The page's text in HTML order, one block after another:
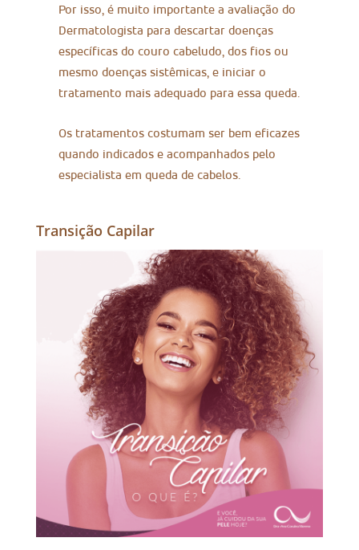
Por isso, é muito importante a avaliação do
Dermatologista para descartar doenças
específicas do couro cabeludo, dos fios ou
mesmo doenças sistêmicas, e iniciar o
tratamento mais adequado para essa queda.
Os tratamentos costumam ser bem eficazes
quando indicados e acompanhados pelo
especialista em queda de cabelos.
Transição Capilar